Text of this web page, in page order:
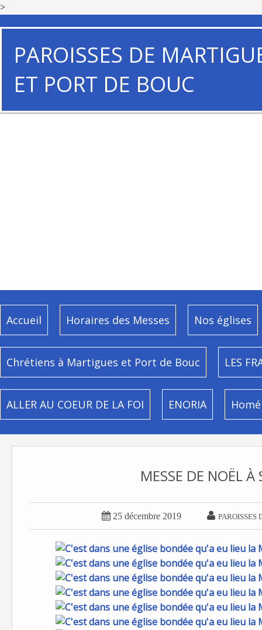
>
PAROISSES DE
ET PORT DE BOUC
Accueil Horaires des Messes Nos églises
Chrétiens à Martigues et Port de Bouc LES
ALLER AU COEUR DE LA FOI ENORIA
MESSE DE NOËL À
 25 décembre 2019  PAROISSES